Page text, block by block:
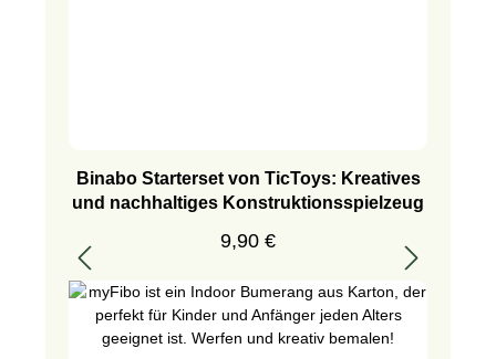
Binabo Starterset von TicToys: Kreatives
und nachhaltiges Konstruktionsspielzeug
Regulärer Preis:
9,90 €